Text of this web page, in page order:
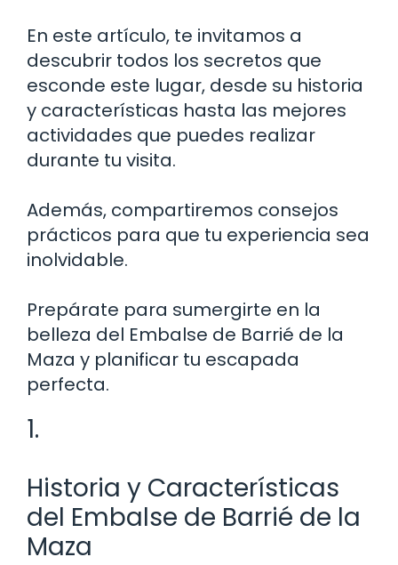
En este artículo, te invitamos a
descubrir todos los secretos que
esconde este lugar, desde su historia
y características hasta las mejores
actividades que puedes realizar
durante tu visita.
Además, compartiremos consejos
prácticos para que tu experiencia sea
inolvidable.
Prepárate para sumergirte en la
belleza del Embalse de Barrié de la
Maza y planificar tu escapada
perfecta.
1.
Historia y Características
del Embalse de Barrié de la
Maza